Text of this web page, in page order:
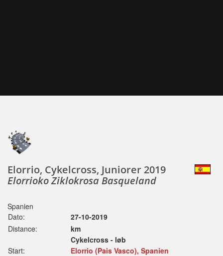
Elorrio, Cykelcross, Juniorer 2019
Elorrioko Ziklokrosa Basqueland
Spanien
Dato:
27-10-2019
Distance:
km
Cykelcross - løb
Start:
Elorrio (Pais Vasco), Spanien